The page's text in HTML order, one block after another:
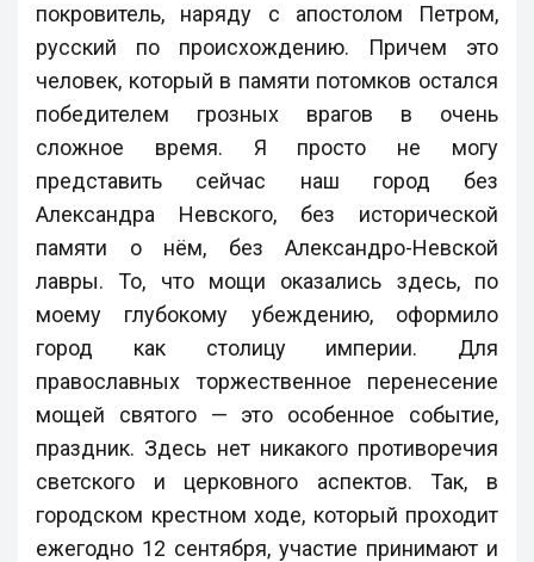
покровитель, наряду с апостолом Петром,
русский по происхождению. Причем это
человек, который в памяти потомков остался
победителем грозных врагов в очень
сложное время. Я просто не могу
представить сейчас наш город без
Александра Невского, без исторической
памяти о нём, без Александро-Невской
лавры. То, что мощи оказались здесь, по
моему глубокому убеждению, оформило
город как столицу империи. Для
православных торжественное перенесение
мощей святого — это особенное событие,
праздник. Здесь нет никакого противоречия
светского и церковного аспектов. Так, в
городском крестном ходе, который проходит
ежегодно 12 сентября, участие принимают и